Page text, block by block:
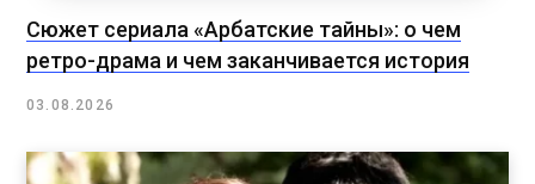
Сюжет сериала «Арбатские тайны»: о чем
ретро-драма и чем заканчивается история
03.08.2026